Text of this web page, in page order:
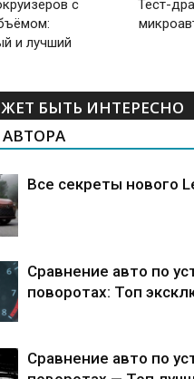
с
и лучший
Тест-
БЫТЬ ИНТЕРЕСНО
Все секреты нового
Сравнение авто по
поворотах: Топ
Сравнение авто по